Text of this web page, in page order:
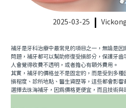
orthodontics
預約牙醫contact us
2025-03-25
補牙是牙科治療中最常見的項目之一，無論是
問題，補牙都可以幫助修復受損部分，保護牙
人會覺得收費不透明，或者擔心有額外費用。
其實，補牙的價格並不是固定的，而是受到多
損程度、診所地點、醫生資歷等，這些都會影
選擇去珠海補牙，因為價格更便宜，而且技術與